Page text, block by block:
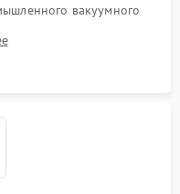
вакуумного